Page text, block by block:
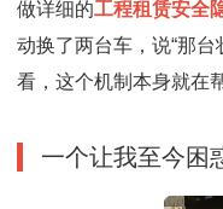
做详细的工程租赁安全
动换了两台车，说“那
看，这个机制本身就在
一个让我至今困